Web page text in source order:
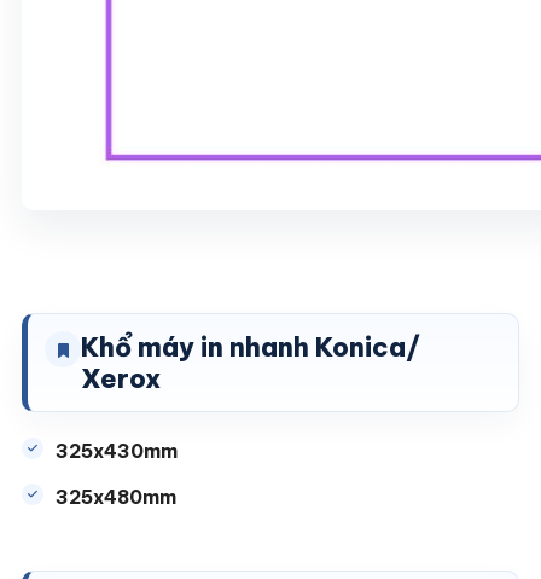
Khổ máy in nhanh Konica/
Xerox
325x430mm
325x480mm